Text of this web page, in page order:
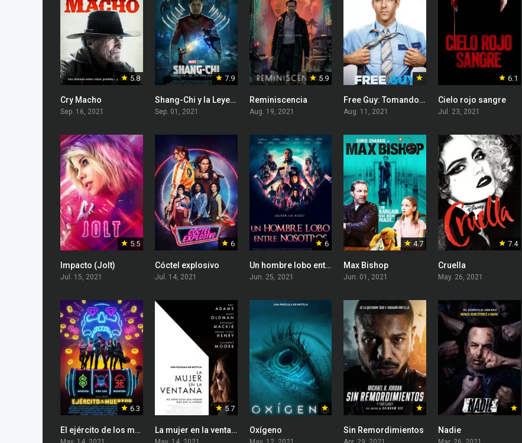
5.8
Cry Macho
Sep. 16, 2021
7.9
Shang-Chi y la Leyenda de los Diez Anillos
Sep. 01, 2021
5.9
Reminiscencia
Aug. 19, 2021
Free Guy: Tomando el control
Aug. 11, 2021
6.1
Cielo rojo sangre
Jul. 23, 2021
5.5
Impacto (Jolt)
Jul. 15, 2021
6
Cóctel explosivo
Jul. 14, 2021
6
Un hombre lobo entre nosotros
Jun. 25, 2021
4.7
Max Bishop
Jun. 01, 2021
7.4
Cruella
May. 26, 2021
6.3
El ejército de los muertos (Army of the Dead)
5.7
La mujer en la ventana Oxígeno Sin Remordimientos Nadie